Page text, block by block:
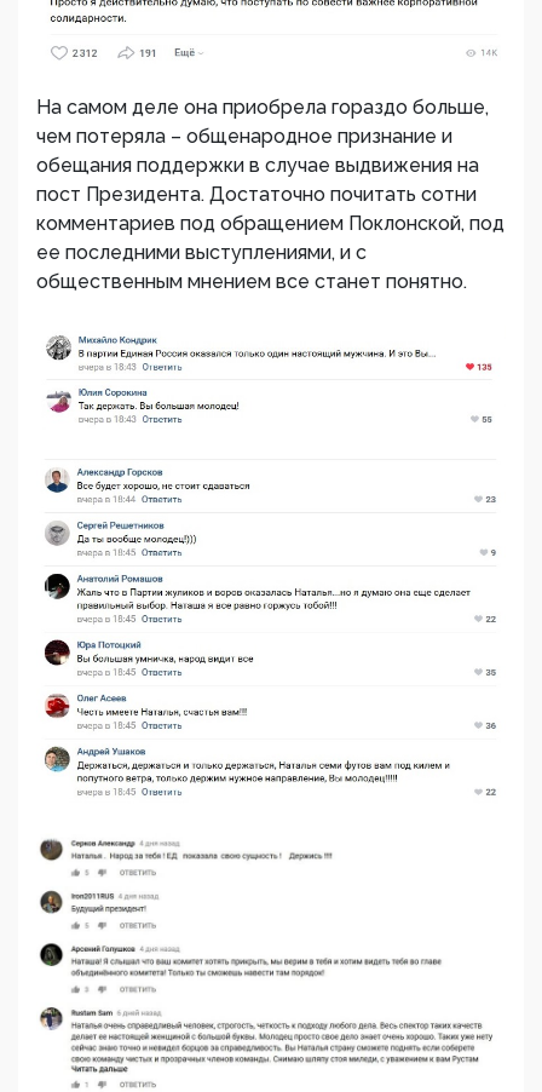
На самом деле она приобрела гораздо больше,
чем потеряла – общенародное признание и
обещания поддержки в случае выдвижения на
пост Президента. Достаточно почитать сотни
комментариев под обращением Поклонской, под
ее последними выступлениями, и с
общественным мнением все станет понятно.